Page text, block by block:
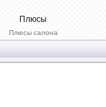
Плюсы
Плюсы салона